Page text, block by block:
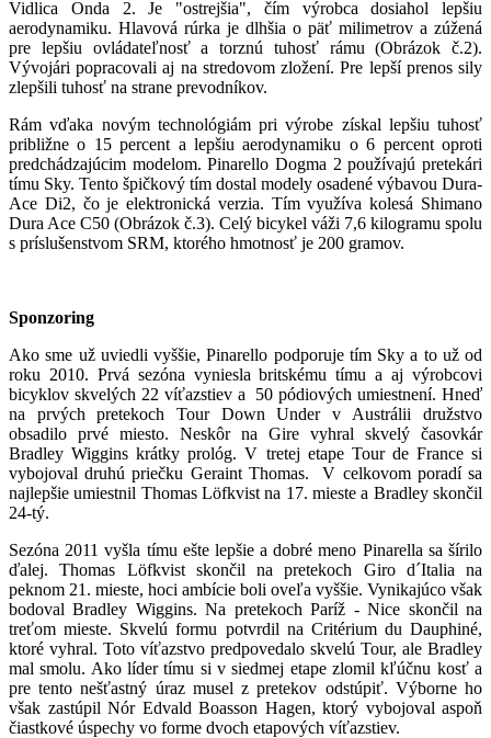
Vidlica Onda 2. Je "ostrejšia", čím výrobca dosiahol lepšiu
aerodynamiku. Hlavová rúrka je dlhšia o päť milimetrov a zúžená
pre lepšiu ovládateľnosť a torznú tuhosť rámu (Obrázok č.2).
Vývojári popracovali aj na stredovom zložení. Pre lepší prenos sily
zlepšili tuhosť na strane prevodníkov.
Rám vďaka novým technológiám pri výrobe získal lepšiu tuhosť
približne o 15 percent a lepšiu aerodynamiku o 6 percent oproti
predchádzajúcim modelom. Pinarello Dogma 2 používajú pretekári
tímu Sky. Tento špičkový tím dostal modely osadené výbavou Dura-
Ace Di2, čo je elektronická verzia. Tím využíva kolesá Shimano
Dura Ace C50 (Obrázok č.3). Celý bicykel váži 7,6 kilogramu spolu
s príslušenstvom SRM, ktorého hmotnosť je 200 gramov.
Sponzoring
Ako sme už uviedli vyššie, Pinarello podporuje tím Sky a to už od
roku 2010. Prvá sezóna vyniesla britskému tímu a aj výrobcovi
bicyklov skvelých 22 víťazstiev a 50 pódiových umiestnení. Hneď
na prvých pretekoch Tour Down Under v Austrálii družstvo
obsadilo prvé miesto. Neskôr na Gire vyhral skvelý časovkár
Bradley Wiggins krátky prológ. V tretej etape Tour de France si
vybojoval druhú priečku Geraint Thomas. V celkovom poradí sa
najlepšie umiestnil Thomas Löfkvist na 17. mieste a Bradley skončil
24-tý.
Sezóna 2011 vyšla tímu ešte lepšie a dobré meno Pinarella sa šírilo
ďalej. Thomas Löfkvist skončil na pretekoch Giro d´Italia na
peknom 21. mieste, hoci ambície boli oveľa vyššie. Vynikajúco však
bodoval Bradley Wiggins. Na pretekoch Paríž - Nice skončil na
treťom mieste. Skvelú formu potvrdil na Critérium du Dauphiné,
ktoré vyhral. Toto víťazstvo predpovedalo skvelú Tour, ale Bradley
mal smolu. Ako líder tímu si v siedmej etape zlomil kľúčnu kosť a
pre tento nešťastný úraz musel z pretekov odstúpiť. Výborne ho
však zastúpil Nór Edvald Boasson Hagen, ktorý vybojoval aspoň
čiastkové úspechy vo forme dvoch etapových víťazstiev.